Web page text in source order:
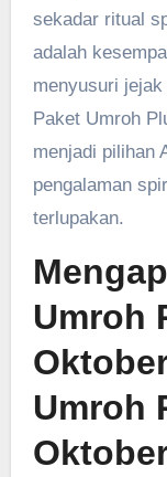
sekadar ritual
adalah
menyusuri
Paket Umroh
menjadi pilihan
pengalaman
terlupakan.
Umroh
Umroh